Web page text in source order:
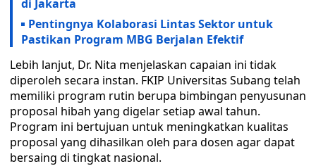
di Jakarta
Pentingnya Kolaborasi Lintas Sektor untuk
Pastikan Program MBG Berjalan Efektif
Lebih lanjut, Dr. Nita menjelaskan capaian ini tidak
diperoleh secara instan. FKIP Universitas Subang telah
memiliki program rutin berupa bimbingan penyusunan
proposal hibah yang digelar setiap awal tahun.
Program ini bertujuan untuk meningkatkan kualitas
proposal yang dihasilkan oleh para dosen agar dapat
bersaing di tingkat nasional.